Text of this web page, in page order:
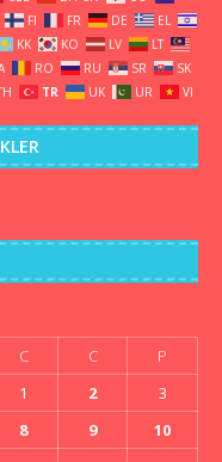
FI FR DE
EL
KK KO LV
LT
RO RU SR
SK
TR UK UR VI
C C
P
1
2
3
8 9
10